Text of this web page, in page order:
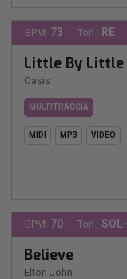
BPM: 73 Ton.: RE
Little By Little
Oasis
MULTITRACCIA
MIDI MP3 VIDEO
BPM: 70 Ton.: SOL-
Believe
Elton John